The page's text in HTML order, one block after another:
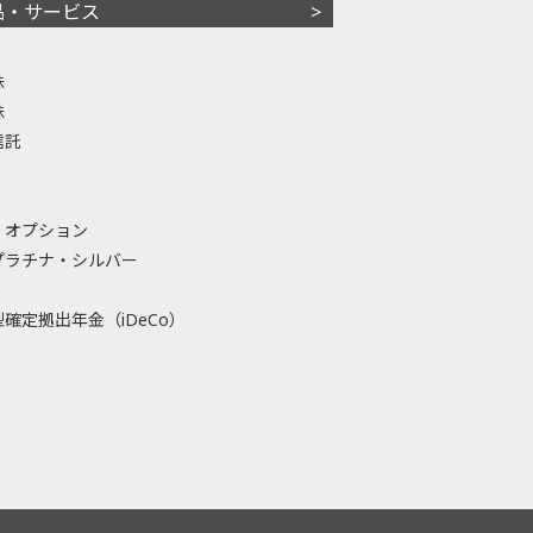
・サービス
託
プション
ラチナ・シルバー
定拠出年金（iDeCo）